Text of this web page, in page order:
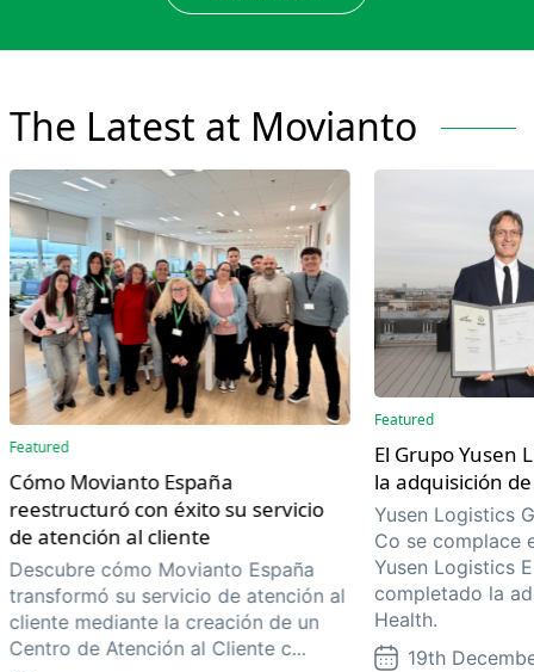
The Latest at Movianto
Featured
Cómo Movianto España
reestructuró con éxito su servicio
de atención al cliente
Descubre cómo Movianto España
transformó su servicio de atención al
cliente mediante la creación de un
Centro de Atención al Cliente c...
Featured
El Grupo Yusen
la adquisición
Yusen Logistics
Co se complace
Yusen Logistics
completado la
Health.
19th